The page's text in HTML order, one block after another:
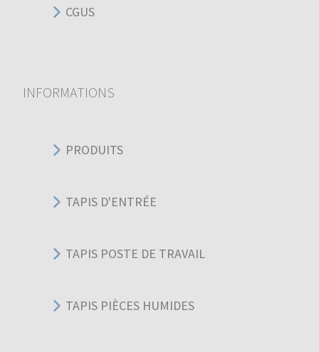
CGUS
INFORMATIONS
PRODUITS
TAPIS D'ENTRÉE
TAPIS POSTE DE TRAVAIL
TAPIS PIÈCES HUMIDES